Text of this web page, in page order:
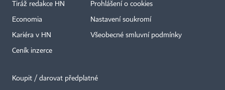
Tiráž redakce HN
Economia
Kariéra v HN
Ceník inzerce
Prohlášení o cookies
Nastavení soukromí
Všeobecné smluvní podmínky
Koupit / darovat předplatné